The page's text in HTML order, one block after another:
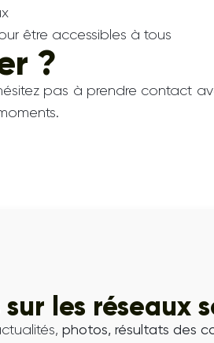
être accessibles à tous
?
pas à prendre contact
les réseaux
photos, résultats des